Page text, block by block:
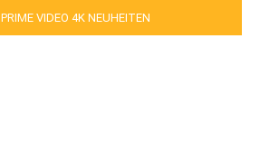
PRIME VIDEO 4K NEUHEITEN